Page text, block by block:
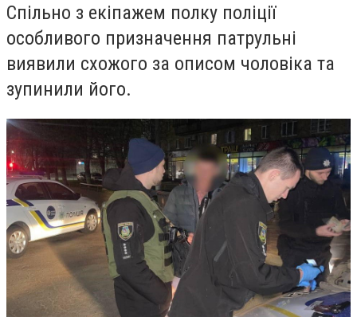
Спільно з екіпажем полку поліції
особливого призначення патрульні
виявили схожого за описом чоловіка та
зупинили його.